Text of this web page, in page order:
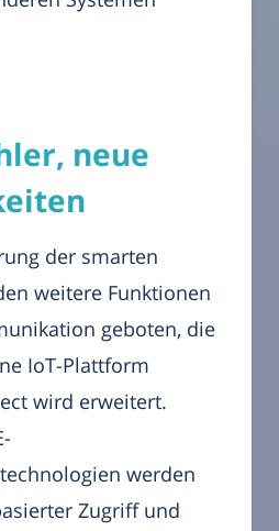
neue
der smarten
weitere Funktionen
geboten, die
IoT-Plattform
wird erweitert.
werden
Zugriff und